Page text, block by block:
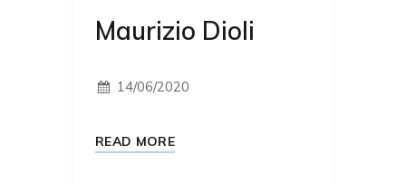
Maurizio Dioli
14/06/2020
READ MORE